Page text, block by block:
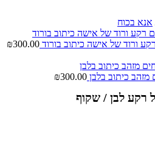
אנא בכוח
ורוד של אישה כיתוב בורוד ₪300.00
כיתוב בלבן ₪300.00
רקע לבן / שקוף